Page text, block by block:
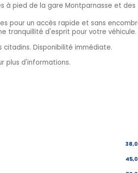
à pied de la gare Montparnasse et des
pour un accès rapide et sans
tranquillité d'esprit pour votre véhicule.
Disponibilité immédiate.
plus d'informations.